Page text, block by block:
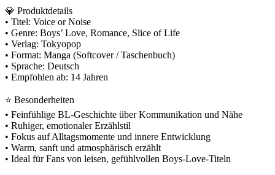
💎 Produktdetails
• Titel: Voice or Noise
• Genre: Boys’ Love, Romance, Slice of Life
• Verlag: Tokyopop
• Format: Manga (Softcover / Taschenbuch)
• Sprache: Deutsch
• Empfohlen ab: 14 Jahren
⭐ Besonderheiten
• Feinfühlige BL-Geschichte über Kommunikation und Nähe
• Ruhiger, emotionaler Erzählstil
• Fokus auf Alltagsmomente und innere Entwicklung
• Warm, sanft und atmosphärisch erzählt
• Ideal für Fans von leisen, gefühlvollen Boys-Love-Titeln